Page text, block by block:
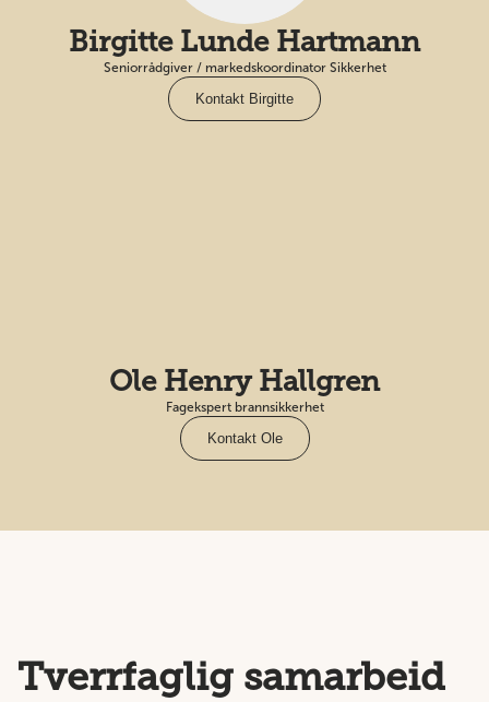
Birgitte Lunde Hartmann
Seniorrådgiver / markedskoordinator Sikkerhet
Kontakt Birgitte
Ole Henry Hallgren
Fagekspert brannsikkerhet
Kontakt Ole
Tverrfaglig samarbeid